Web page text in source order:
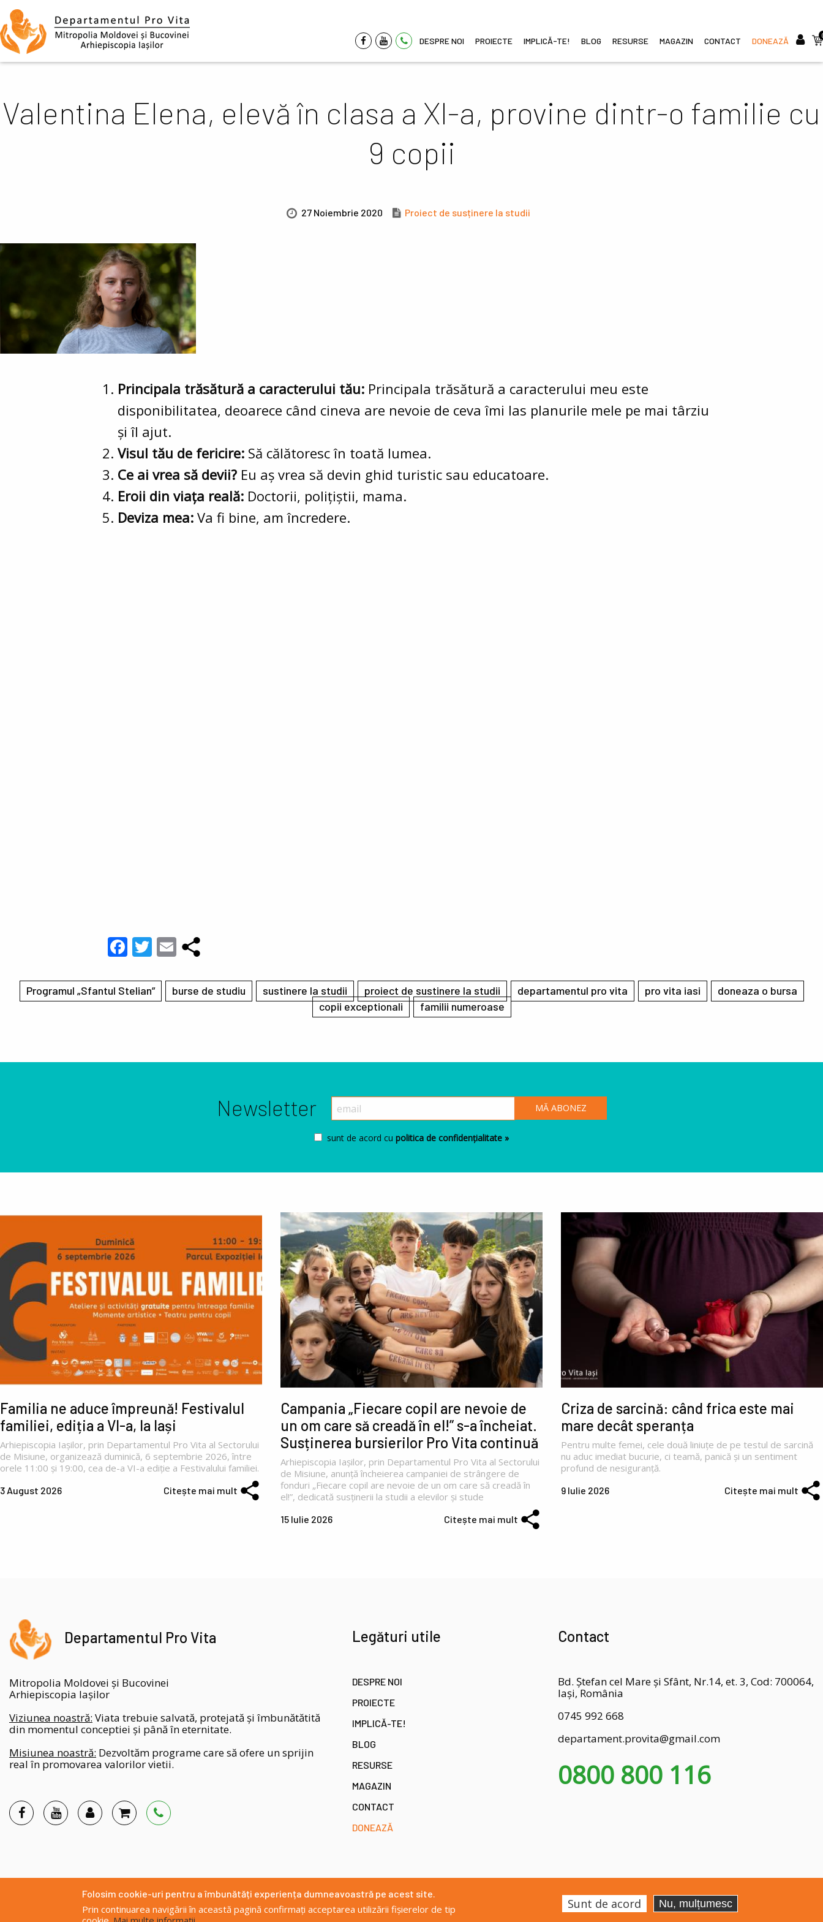
Mergi la conţinutul principal
Navigare
principală
DESPRE NOI PROIECTE IMPLICĂ-TE! BLOG RESURSE MAGAZIN CONTACT DONEAZĂ
Valentina Elena, elevă în clasa a XI-a, provine dintr-o familie cu
9 copii
27 Noiembrie 2020 Proiect de susținere la studii
Principala trăsătură a caracterului tău: Principala trăsătură a caracterului meu este
disponibilitatea, deoarece când cineva are nevoie de ceva îmi las planurile mele pe mai târziu
și îl ajut.
Visul tău de fericire: Să călătoresc în toată lumea.
Ce ai vrea să devii? Eu aș vrea să devin ghid turistic sau educatoare.
Eroii din viața reală: Doctorii, polițiștii, mama.
Deviza mea: Va fi bine, am încredere.
Facebook
Twitter
Email
Programul „Sfantul Stelian” burse de studiu sustinere la studii proiect de sustinere la studii departamentul pro vita pro vita iasi
doneaza o bursa
copii exceptionali
familii numeroase
Newsletter
sunt de acord cu politica de confidențialitate »
Familia ne aduce împreună! Festivalul
familiei, ediția a VI-a, la Iași
Arhiepiscopia Iașilor, prin Departamentul Pro Vita al Sectorului
de Misiune, organizează duminică, 6 septembrie 2026, între
orele 11:00 și 19:00, cea de-a VI-a ediție a Festivalului familiei.
3 August 2026 Citește mai mult
Campania „Fiecare copil are nevoie de
un om care să creadă în el!” s-a încheiat.
Susținerea bursierilor Pro Vita continuă
Arhiepiscopia Iașilor, prin Departamentul Pro Vita al Sectorului
de Misiune, anunță încheierea campaniei de strângere de
fonduri „Fiecare copil are nevoie de un om care să creadă în
el!”, dedicată susținerii la studii a elevilor și stude
15 Iulie 2026 Citește mai mult
Criza de sarcină: când frica este mai
mare decât speranța
Pentru multe femei, cele două liniuțe de pe testul de sarcină
nu aduc imediat bucurie, ci teamă, panică și un sentiment
profund de nesiguranță.
9 Iulie 2026 Citește mai mult
Departamentul Pro Vita
Mitropolia Moldovei și Bucovinei
Arhiepiscopia Iașilor
Viziunea noastră: Viata trebuie salvată, protejată și îmbunătătită
din momentul conceptiei și până în eternitate.
Misiunea noastră: Dezvoltăm programe care să ofere un sprijin
real în promovarea valorilor vietii.
Legături utile
DESPRE NOI
PROIECTE
IMPLICĂ-TE!
BLOG
RESURSE
MAGAZIN
CONTACT
DONEAZĂ
Contact
Bd. Ștefan cel Mare și Sfânt, Nr.14, et. 3, Cod: 700064,
Iași, România
0745 992 668
departament.provita@gmail.com
0800 800 116
Site dezvoltat deDOXOLOGIA MEDIA, Arhiepiscopia Iașilor | © provitaiasi.ro
Folosim cookie-uri pentru a îmbunătăți experiența dumneavoastră pe acest site.
Prin continuarea navigării în această pagină confirmați acceptarea utilizării fișierelor de tip
Sunt de acord Nu, mulțumesc